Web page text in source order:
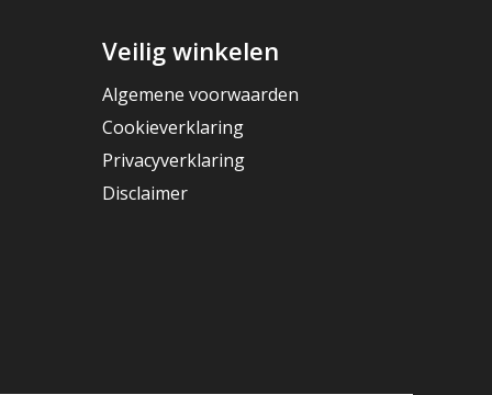
Veilig winkelen
Algemene voorwaarden
Cookieverklaring
Privacyverklaring
Disclaimer